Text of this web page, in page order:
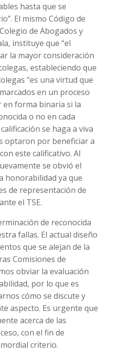
hasta que se
El mismo Código de
de Abogados y
instituye que “el
la mayor consideración
estableciendo que
“es una virtud que
en un proceso
forma binaria si la
o no en cada
se haga a viva
optaron por beneficiar a
este calificativo. Al
se obvió el
honorabilidad ya que
de representación de
el TSE.
de reconocida
fallas. El actual diseño
que se alejan de la
Comisiones de
obviar la evaluación
por lo que es
cómo se discute y
aspecto. Es urgente que
acerca de las
con el fin de
criterio.